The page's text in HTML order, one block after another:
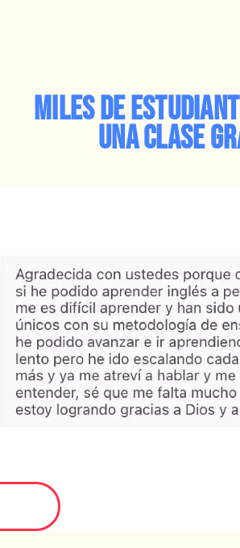
Miles de
una clase